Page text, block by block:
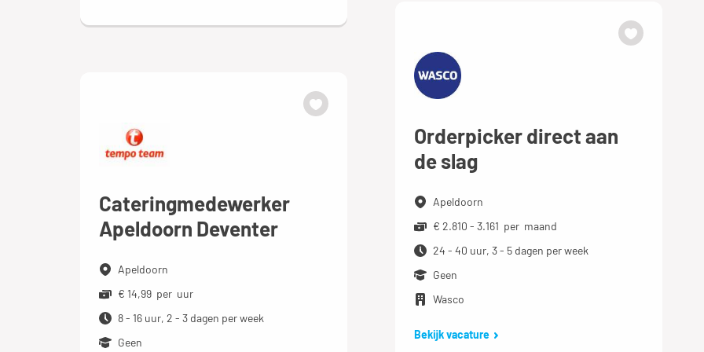
Orderpicker direct aan
de slag
Apeldoorn
€ 2.810 - 3.161 per maand
24 - 40 uur, 3 - 5 dagen per week
Geen
Wasco
Bekijk vacature
Cateringmedewerker
Apeldoorn Deventer
Apeldoorn
€ 14,99 per uur
8 - 16 uur, 2 - 3 dagen per week
Geen